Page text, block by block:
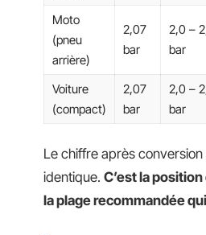
Moto
(pneu
arrière)
2,07
bar
2,0 –
bar
Voiture
(compact)
2,07
bar
2,0 –
bar
Le chiffre après
identique. C’est la
la plage recommandée